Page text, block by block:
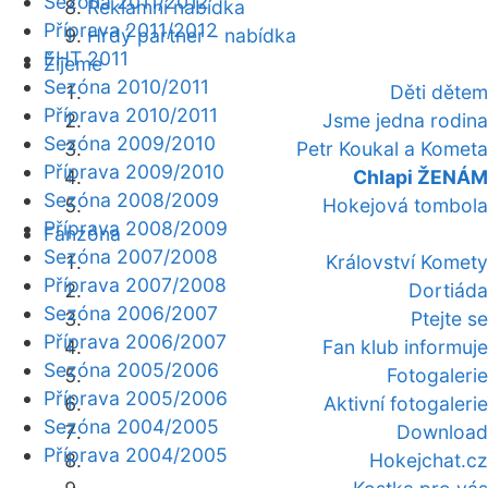
Reklamní nabídka
Hrdý partner - nabídka
Žijeme
Děti dětem
Jsme jedna rodina
Petr Koukal a Kometa
Chlapi ŽENÁM
Hokejová tombola
Fanzóna
Království Komety
Dortiáda
Ptejte se
Fan klub informuje
Fotogalerie
Aktivní fotogalerie
Download
Hokejchat.cz
Příprava 2011/2012
EHT 2011
Sezóna 2010/2011
Příprava 2010/2011
Sezóna 2009/2010
Příprava 2009/2010
Sezóna 2008/2009
Příprava 2008/2009
Sezóna 2007/2008
Příprava 2007/2008
Sezóna 2006/2007
Příprava 2006/2007
Sezóna 2005/2006
Příprava 2005/2006
Sezóna 2004/2005
Příprava 2004/2005